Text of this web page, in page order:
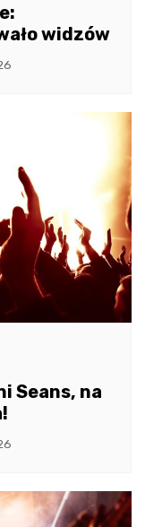
widzów
Seans, na